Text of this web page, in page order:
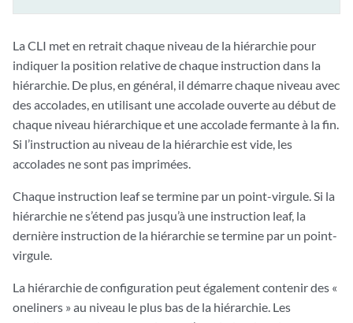
La CLI met en retrait chaque niveau de la hiérarchie pour
indiquer la position relative de chaque instruction dans la
hiérarchie. De plus, en général, il démarre chaque niveau avec
des accolades, en utilisant une accolade ouverte au début de
chaque niveau hiérarchique et une accolade fermante à la fin.
Si l’instruction au niveau de la hiérarchie est vide, les
accolades ne sont pas imprimées.
Chaque instruction leaf se termine par un point-virgule. Si la
hiérarchie ne s’étend pas jusqu’à une instruction leaf, la
dernière instruction de la hiérarchie se termine par un point-
virgule.
La hiérarchie de configuration peut également contenir des «
oneliners » au niveau le plus bas de la hiérarchie. Les